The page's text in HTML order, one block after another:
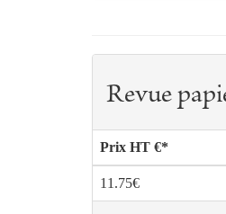
Revue
Prix HT €*
11.75€